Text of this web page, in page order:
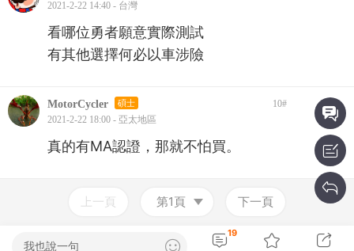
2021-2-22 14:40 - 台灣
看哪位勇者願意實際測試
有其他選擇何必以車涉險
MotorCycler 碩士 10#
2021-2-22 18:00 - 亞太地區
真的有MA認證，那就不怕買。
上一頁 第1頁 下一頁
我也說一句
19